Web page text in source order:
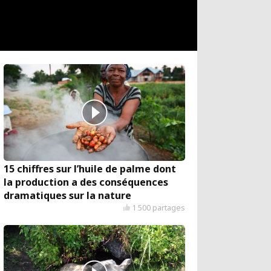
15 chiffres sur l’huile de palme dont
la production a des conséquences
dramatiques sur la nature
1 500 partages